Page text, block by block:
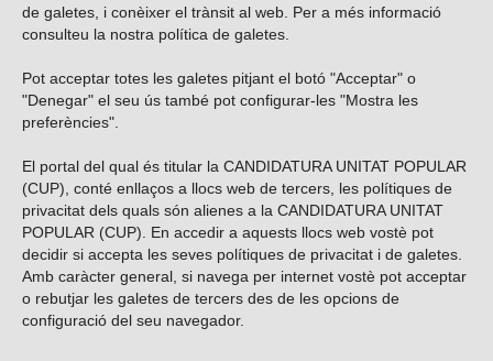
de galetes, i conèixer el trànsit al web. Per a més informació
consulteu la nostra política de galetes
Pot acceptar totes les galetes pitjant el botó "Acceptar" o
"Denegar" el seu ús també pot configurar-les "Mostra les
preferències".
El portal del qual és titular la CANDIDATURA UNITAT POPULAR
(CUP), conté enllaços a llocs web de tercers, les polítiques de
privacitat dels quals són alienes a la CANDIDATURA UNITAT
POPULAR (CUP). En accedir a aquests llocs web vostè pot
decidir si accepta les seves polítiques de privacitat i de galetes.
Amb caràcter general, si navega per internet vostè pot acceptar
o rebutjar les galetes de tercers des de les opcions de
configuració del seu navegador.
Vols subscriure’t al nostre butlletí?
ENVIAR
Troba’ns a les xarxes socials